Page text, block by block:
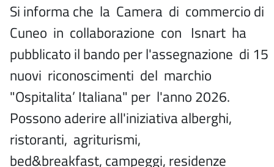
Si informa che la Camera di commercio di
Cuneo in collaborazione con Isnart ha
pubblicato il bando per l'assegnazione di 15
nuovi riconoscimenti del marchio
"Ospitalita’ Italiana" per l'anno 2026.
Possono aderire all'iniziativa alberghi,
ristoranti, agriturismi,
bed&breakfast, campeggi, residenze